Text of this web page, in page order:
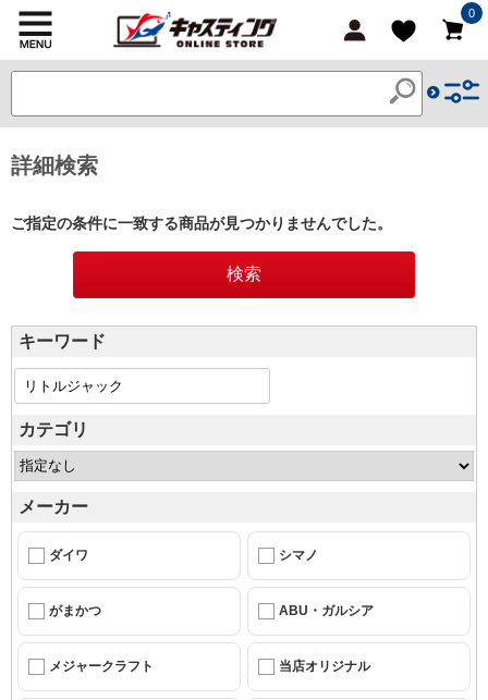
0
詳細検索
ご指定の条件に一致する商品が見つかりませんでした。
キーワード
カテゴリ
メーカー
ダイワ シマノ
がまかつ ABU・ガルシア
メジャークラフト 当店オリジナル